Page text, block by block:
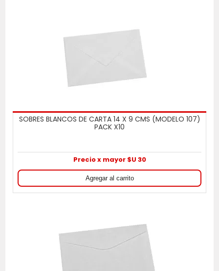
SOBRES BLANCOS DE CARTA 14 X 9 CMS (MODELO 107)
PACK X10
Precio x mayor $U 30